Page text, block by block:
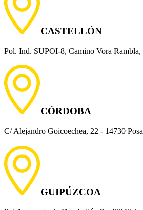
CASTELLÓN
Pol. Ind. SUPOI-8, Camino Vora Rambla,
CÓRDOBA
C/ Alejandro Goicoechea, 22 - 14730
GUIPÚZCOA